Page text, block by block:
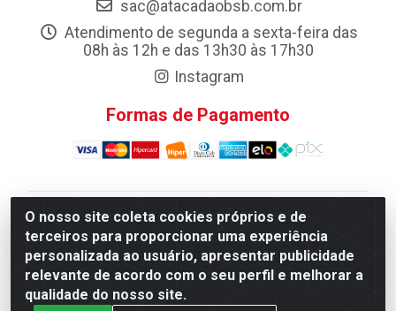
O nosso site coleta cookies próprios e de
terceiros para proporcionar uma experiência
personalizada ao usuário, apresentar publicidade
relevante de acordo com o seu perfil e melhorar a
qualidade do nosso site.
sac@atacadaobsb.com.br
Atendimento de segunda a sexta-feira das
08h às 12h e das 13h30 às 17h30
Instagram
Formas de Pagamento
Atacadao da Limpeza F. Pereira Queiroz Comercio e
Distribuicao LTDA - Quadra Qi 10 Lotes 39 e, 41 - Setor
Industrial (Taguatinga), Brasília/DF - CEP 72.135-100 -
CNPJ 13.184.675/0001-80